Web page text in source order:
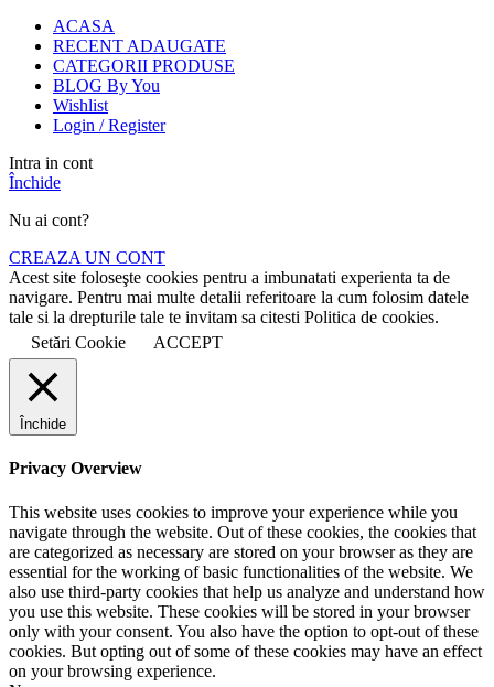
ACASA
RECENT ADAUGATE
CATEGORII PRODUSE
BLOG By You
Wishlist
Login / Register
Intra in cont
Închide
Nu ai cont?
CREAZA UN CONT
Acest site foloseşte cookies pentru a imbunatati experienta ta de
navigare. Pentru mai multe detalii referitoare la cum folosim datele
tale si la drepturile tale te invitam sa citesti Politica de cookies.
Setări Cookie
ACCEPT
Închide
Privacy Overview
This website uses cookies to improve your experience while you
navigate through the website. Out of these cookies, the cookies that
are categorized as necessary are stored on your browser as they are
essential for the working of basic functionalities of the website. We
also use third-party cookies that help us analyze and understand how
you use this website. These cookies will be stored in your browser
only with your consent. You also have the option to opt-out of these
cookies. But opting out of some of these cookies may have an effect
on your browsing experience.